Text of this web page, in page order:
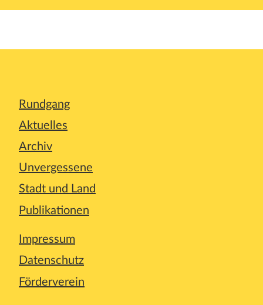
Rundgang
Aktuelles
Archiv
Unvergessene
Stadt und Land
Publikationen
Impressum
Datenschutz
Förderverein